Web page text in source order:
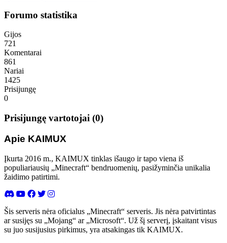
Forumo statistika
Gijos
721
Komentarai
861
Nariai
1425
Prisijungę
0
Prisijungę vartotojai (0)
Apie KAIMUX
Įkurta 2016 m., KAIMUX tinklas išaugo ir tapo viena iš
populiariausių „Minecraft“ bendruomenių, pasižyminčia unikalia
žaidimo patirtimi.
Šis serveris nėra oficialus „Minecraft“ serveris. Jis nėra patvirtintas
ar susijęs su „Mojang“ ar „Microsoft“. Už šį serverį, įskaitant visus
su juo susijusius pirkimus, yra atsakingas tik KAIMUX.